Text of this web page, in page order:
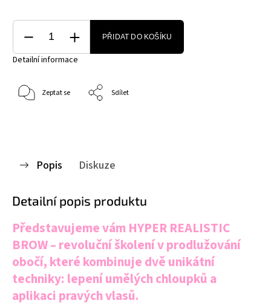
PŘIDAT DO KOŠÍKU
Detailní informace
Zeptat se Sdílet
Popis Diskuze
Detailní popis produktu
Představujeme vám HYPER REALISTIC
BROW – revoluční školení v prodlužování
obočí, které kombinuje dvě unikátní
techniky: lepení umělých chloupků a
aplikaci pravých vlasů.